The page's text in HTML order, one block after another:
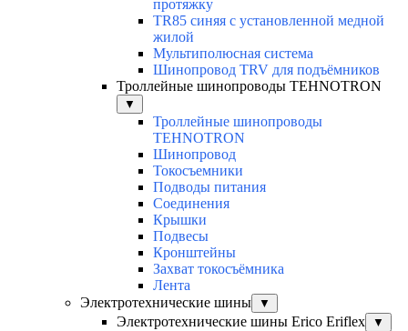
протяжку
TR85 синяя с установленной медной
жилой
Мультиполюсная система
Шинопровод TRV для подъёмников
Троллейные шинопроводы TEHNOTRON
▼
Троллейные шинопроводы
TEHNOTRON
Шинопровод
Токосъемники
Подводы питания
Соединения
Крышки
Подвесы
Кронштейны
Захват токосъёмника
Лента
Электротехнические шины
▼
Электротехнические шины Erico Eriflex ▼